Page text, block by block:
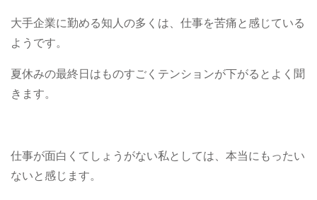
大手企業に勤める知人の多くは、仕事を苦痛と感じている
ようです。
夏休みの最終日はものすごくテンションが下がるとよく聞
きます。
仕事が面白くてしょうがない私としては、本当にもったい
ないと感じます。